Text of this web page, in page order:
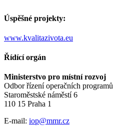
Úspěšné projekty:
​www.kvalitazivota.eu
Řídící orgán
Ministerstvo pro místní rozvoj
Odbor řízení operačních programů
Staroměstské náměstí 6
110 15 Praha 1
E-mail: iop@mmr.cz